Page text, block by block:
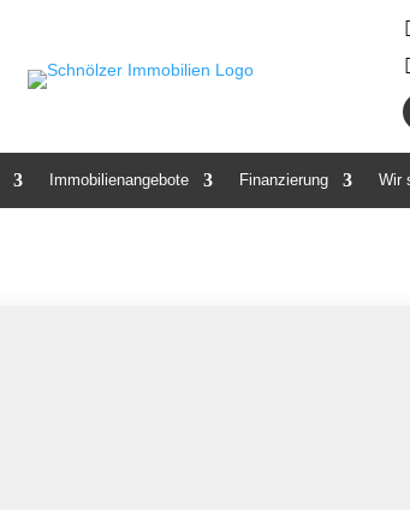
Immobilienangebote Finanzierung Wir